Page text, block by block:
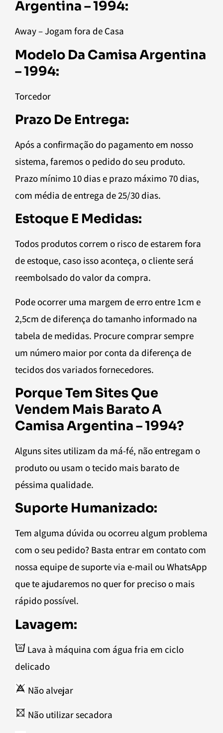
Argentina – 1994:
Away – Jogam fora de Casa
Modelo Da Camisa Argentina
– 1994:
Torcedor
Prazo De Entrega:
Após a confirmação do pagamento em nosso
sistema, faremos o pedido do seu produto.
Prazo mínimo 10 dias e prazo máximo 70 dias,
com média de entrega de 25/30 dias.
Estoque E Medidas:
Todos produtos correm o risco de estarem fora
de estoque, caso isso aconteça, o cliente será
reembolsado do valor da compra.
Pode ocorrer uma margem de erro entre 1cm e
2,5cm de diferença do tamanho informado na
tabela de medidas. Procure comprar sempre
um número maior por conta da diferença de
tecidos dos variados fornecedores.
Porque Tem Sites Que
Vendem Mais Barato A
Camisa Argentina – 1994?
Alguns sites utilizam da má-fé, não entregam o
produto ou usam o tecido mais barato de
péssima qualidade.
Suporte Humanizado:
Tem alguma dúvida ou ocorreu algum problema
com o seu pedido? Basta entrar em contato com
nossa equipe de suporte via e-mail ou WhatsApp
que te ajudaremos no quer for preciso o mais
rápido possível.
Lavagem:
Lava à máquina com água fria em ciclo
delicado
Não alvejar
Não utilizar secadora